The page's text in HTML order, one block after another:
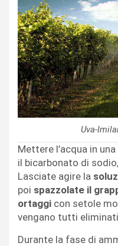
Uva-
Mettere l’acqua in
il bicarbonato di
Lasciate agire la
poi spazzolate il
ortaggi con setole
vengano tutti
Durante la fase di